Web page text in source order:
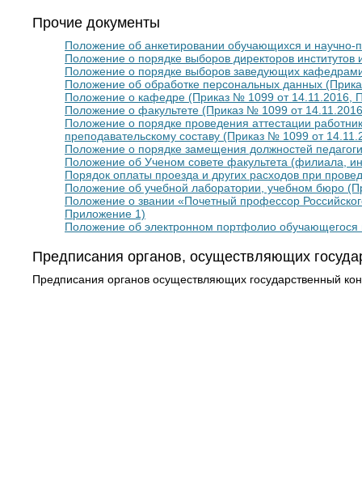
Прочие документы
Положение об анкетировании обучающихся и научно-
Положение о порядке выборов директоров
Положение о порядке выборов заведующих
Положение об обработке персональных данных
Положение о кафедре (Приказ № 1099 от 14.11.2016,
Положение о факультете (Приказ № 1099 от
Положение о порядке проведения аттестации
преподавательскому составу (Приказ № 1099 от
Положение о порядке замещения должностей
Положение об Ученом совете факультета (филиала,
Порядок оплаты проезда и других расходов при
Положение об учебной лаборатории, учебном бюро
Положение о звании «Почетный профессор
Приложение 1)
Положение об электронном портфолио
Предписания органов, осуществляющих
Предписания органов осуществляющих государственный